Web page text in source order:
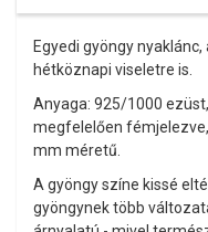
Egyedi gyöngy
hétköznapi viseletre is.
Anyaga: 925/1000 ezüst,
megfelelően fémjelezve,
mm méretű.
A gyöngy színe kissé
gyöngynek több